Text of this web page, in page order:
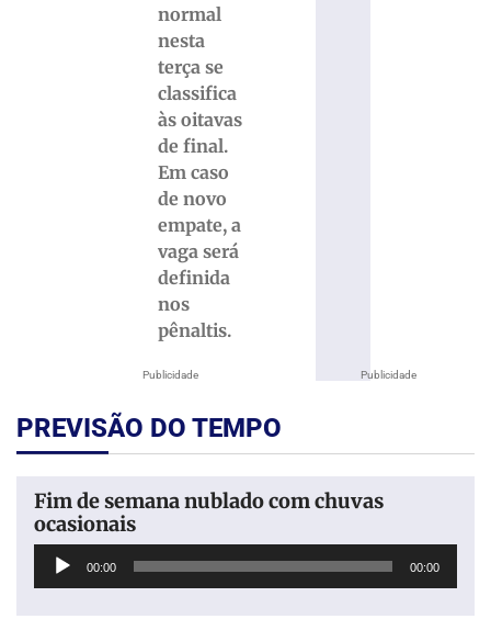
Publicidade
normal
nesta
terça se
classifica
às oitavas
de final.
Em caso
de novo
empate, a
vaga será
definida
nos
pênaltis.
Publicidade
PREVISÃO DO TEMPO
Fim de semana nublado com chuvas
ocasionais
Tocador
00:00 00:00